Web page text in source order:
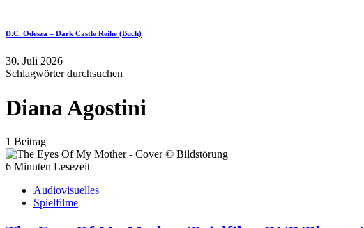
D.C. Odesza – Dark Castle Reihe (Buch)
30. Juli 2026
Schlagwörter durchsuchen
Diana Agostini
1 Beitrag
6 Minuten Lesezeit
Audiovisuelles
Spielfilme